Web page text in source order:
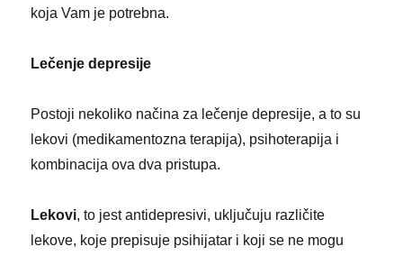
koja Vam je potrebna.
Lečenje depresije
Postoji nekoliko načina za lečenje depresije, a to su
lekovi (medikamentozna terapija), psihoterapija i
kombinacija ova dva pristupa.
Lekovi, to jest antidepresivi, uključuju različite
lekove, koje prepisuje psihijatar i koji se ne mogu